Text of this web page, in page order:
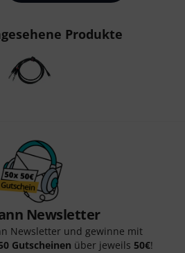
Produkte
Newsletter
Newsletter und gewinne mit
Gutscheinen über jeweils 50€!